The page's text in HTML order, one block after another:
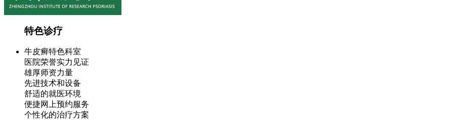
特色诊疗
牛皮癣特色科室
医院荣誉实力见证
雄厚师资力量
先进技术和设备
舒适的就医环境
便捷网上预约服务
个性化的治疗方案